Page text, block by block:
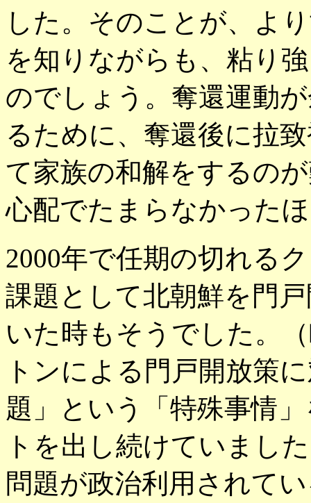
した。そのことが、よ
を知りながらも、粘り
のでしょう。奪還運動
るために、奪還後に拉
て家族の和解をするの
心配でたまらなかった
2000年で任期の切れる
課題として北朝鮮を門
いた時もそうでした。
トンによる門戸開放策
題」という「特殊事情
トを出し続けていまし
問題が政治利用されて